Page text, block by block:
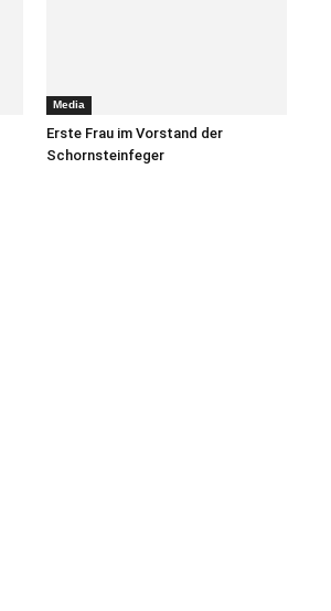
Media
Erste Frau im Vorstand der
Schornsteinfeger